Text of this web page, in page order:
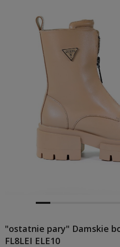
"ostatnie pary" Damskie
FL8LEI ELE10